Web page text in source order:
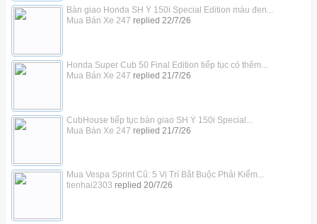
Bàn giao Honda SH Ý 150i Special Edition màu đen...
Mua Bán Xe 247 replied 22/7/26
Honda Super Cub 50 Final Edition tiếp tục có thêm...
Mua Bán Xe 247 replied 21/7/26
CubHouse tiếp tục bàn giao SH Ý 150i Special...
Mua Bán Xe 247 replied 21/7/26
Mua Vespa Sprint Cũ: 5 Vị Trí Bắt Buộc Phải Kiểm...
tienhai2303 replied 20/7/26